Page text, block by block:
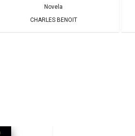
Novela
CHARLES BENOIT